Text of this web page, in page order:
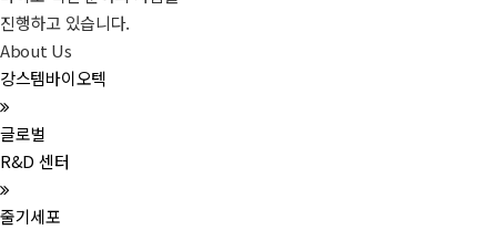
진행하고 있습니다.
About Us
강스템바이오텍
글로벌
R&D 센터
줄기세포